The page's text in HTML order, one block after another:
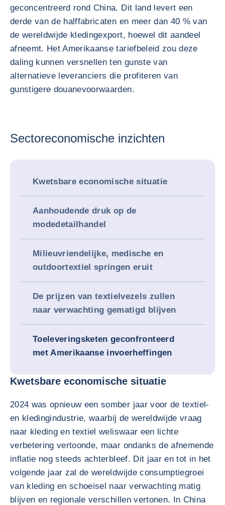
geconcentreerd rond China. Dit land levert een
derde van de halffabricaten en meer dan 40 % van
de wereldwijde kledingexport, hoewel dit aandeel
afneemt. Het Amerikaanse tariefbeleid zou deze
daling kunnen versnellen ten gunste van
alternatieve leveranciers die profiteren van
gunstigere douanevoorwaarden.
Sectoreconomische inzichten
Kwetsbare economische situatie
Aanhoudende druk op de
modedetailhandel
Milieuvriendelijke, medische en
outdoortextiel springen eruit
De prijzen van textielvezels zullen
naar verwachting gematigd blijven
Toeleveringsketen geconfronteerd
met Amerikaanse invoerheffingen
Kwetsbare economische situatie
2024 was opnieuw een somber jaar voor de textiel-
en kledingindustrie, waarbij de wereldwijde vraag
naar kleding en textiel weliswaar een lichte
verbetering vertoonde, maar ondanks de afnemende
inflatie nog steeds achterbleef. Dit jaar en tot in het
volgende jaar zal de wereldwijde consumptiegroei
van kleding en schoeisel naar verwachting matig
blijven en regionale verschillen vertonen. In China